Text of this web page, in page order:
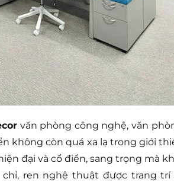
văn phòng công nghệ, văn
không còn quá xa lạ trong giới
đại và cổ điển, sang trọng mà
ren nghệ thuật được trang